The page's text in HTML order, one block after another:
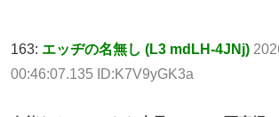
163: エッヂの名無し (L3 mdLH-4JNj)
00:46:07.135 ID:K7V9yGK3a